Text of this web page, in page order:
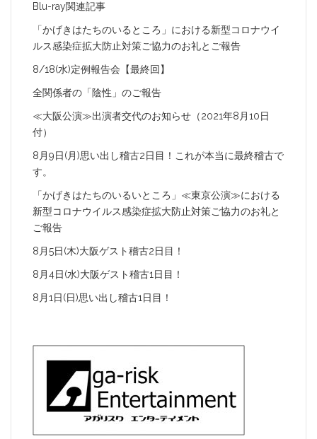
Blu-ray関連記事
「かげきはたちのいるところ」における新型コロナウイ
ルス感染症拡大防止対策ご協力のお礼とご報告
8/18(水)定例報告会【最終回】
全関係者の「陰性」のご報告
≪大阪公演≫出演者交代のお知らせ（2021年8月10日
付）
8月9日(月)思い出し稽古2日目！これが本当に最終稽古で
す。
「かげきはたちのいるいところ」≪東京公演≫における
新型コロナウイルス感染症拡大防止対策ご協力のお礼と
ご報告
8月5日(木)大阪ゲスト稽古2日目！
8月4日(水)大阪ゲスト稽古1日目！
8月1日(日)思い出し稽古1日目！